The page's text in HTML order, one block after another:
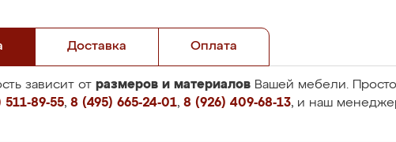
Доставка Оплата
зависит от размеров и материалов Вашей мебели.
89-55, 8 (495) 665-24-01, 8 (926) 409-68-13, и наш